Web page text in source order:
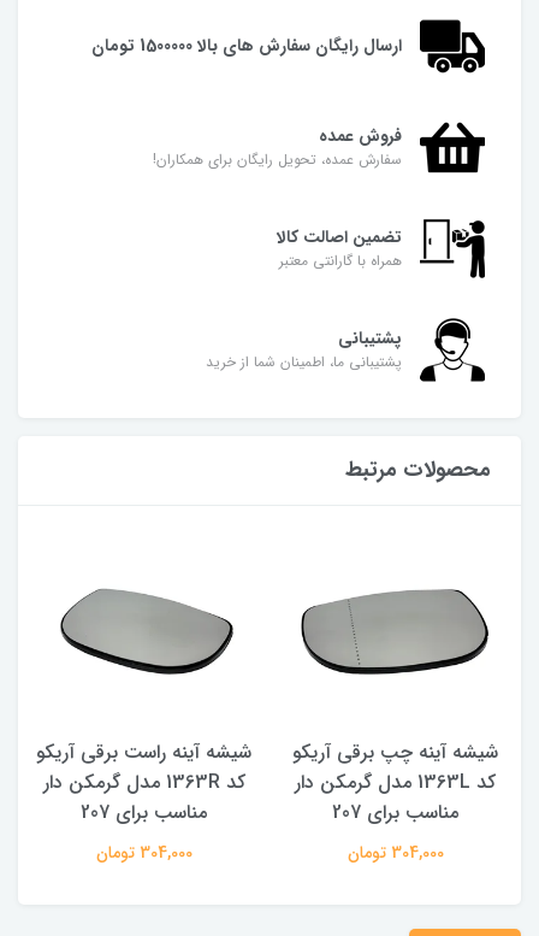
ارسال رایگان سفارش های بالا 1500000 تومان
فروش عمده
سفارش عمده، تحویل رایگان برای همکاران!
تضمین اصالت کالا
همراه با گارانتی معتبر
پشتیبانی
پشتیبانی ما، اطمینان شما از خرید
محصولات مرتبط
شیشه آینه چپ برقی آریکو
کد 1363L مدل گرمکن دار
مناسب برای 207
304,000 تومان
شیشه آینه راست برقی آریکو
کد 1363R مدل گرمکن دار
مناسب برای 207
304,000 تومان